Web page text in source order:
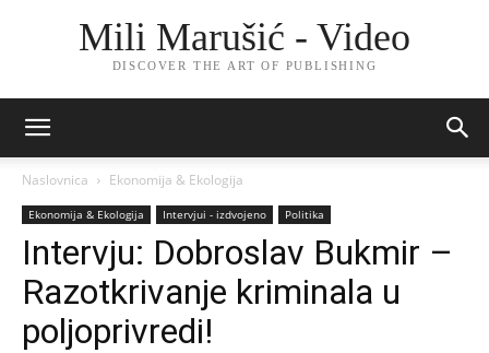
Mili Marušić - Video
DISCOVER THE ART OF PUBLISHING
Naslovnica Ekonomija & Ekologija
Ekonomija & Ekologija Intervjui - izdvojeno Politika
Intervju: Dobroslav Bukmir –
Razotkrivanje kriminala u
poljoprivredi!